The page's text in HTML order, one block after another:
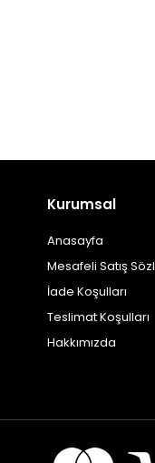
Kurumsal
Anasayfa
Mesafeli Satış
İade Koşulları
Teslimat Koşulları
Hakkımızda